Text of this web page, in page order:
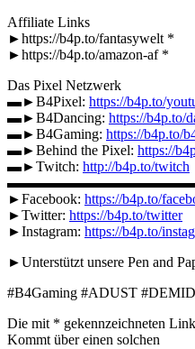
Affiliate Links
►https://b4p.to/fantasywelt *
►https://b4p.to/amazon-af *
Das Pixel Netzwerk
▬►B4Pixel: https://b4p.to/
▬►B4Dancing: https://b4p.to/
▬►B4Gaming: https://b4p.to/
▬►Behind the Pixel: https://
▬►Twitch: http://b4p.to/twitch
►Facebook: https://b4p.to/
►Twitter: https://b4p.to/twitter
►Instagram: https://b4p.to/
►Unterstützt unsere Pen and
#B4Gaming #ADUST
Die mit * gekennzeichneten
Kommt über einen solchen